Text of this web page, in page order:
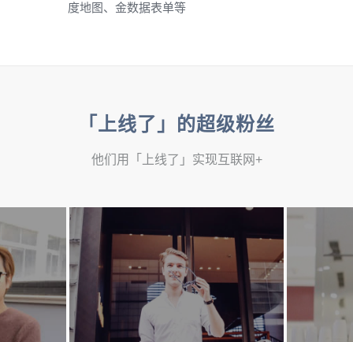
度地图、金数据表单等
「上线了」的超级粉丝
他们用「上线了」实现互联网+